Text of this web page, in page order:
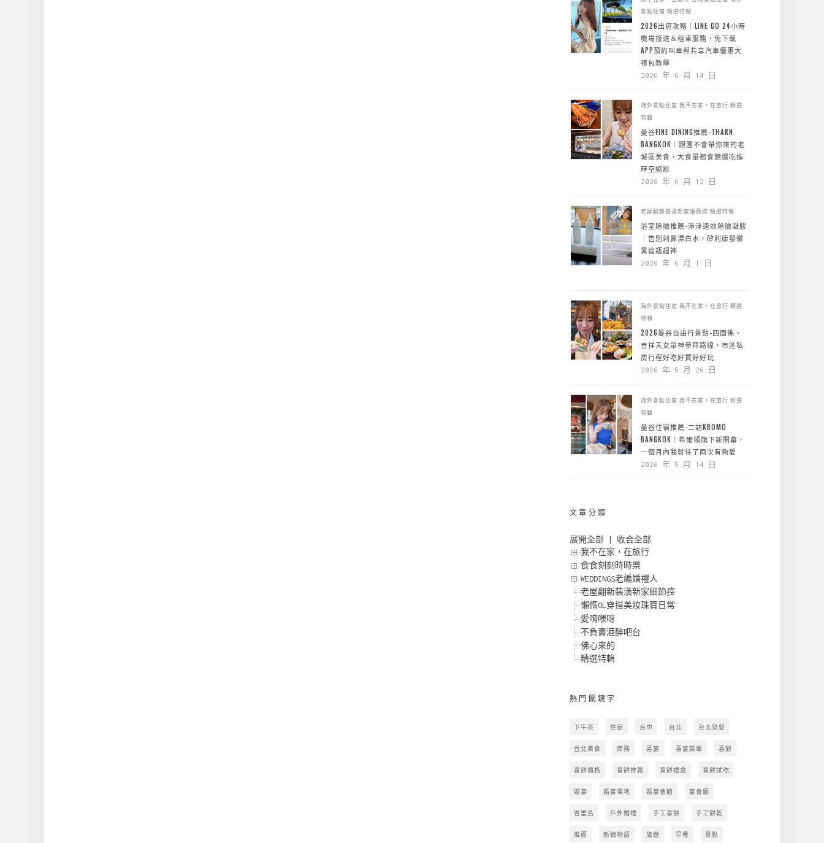
景點住宿 精選特輯
2026出遊攻略｜LINE GO 24小時
機場接送＆租車服務，免下載
APP預約叫車與共享汽車優惠大
禮包教學
2026 年 6 月 14 日
海外景點住宿 我不在家，在旅行 精選
特輯
曼谷FINE DINING推薦-THARN
BANGKOK｜跟團不會帶你來的老
城區美食，大食量都會飽還吃進
時空縮影
2026 年 6 月 12 日
老屋翻新裝潢新家細節控 精選特輯
浴室除黴推薦-淨淨速效除黴凝膠
｜告別刺鼻漂白水，矽利康發黴
靠這瓶超神
2026 年 6 月 1 日
海外景點住宿 我不在家，在旅行 精選
特輯
2026曼谷自由行景點-四面佛、
吉祥天女眾神參拜路線，市區私
房行程好吃好買好好玩
2026 年 5 月 26 日
海外景點住宿 我不在家，在旅行 精選
特輯
曼谷住宿推薦-二訪KROMO
BANGKOK｜希爾頓旗下新開幕，
一個月內我就住了兩次有夠愛
2026 年 5 月 14 日
文章分類
展開全部
收合全部
我不在家，在旅行
食食刻刻時時樂
WEDDINGS老編婚禮人
老屋翻新裝潢新家細節控
懶惰OL穿搭美妝珠寶日常
愛唷喂呀
不負責酒醉吧台
佛心來的
精選特輯
熱門關鍵字
下午茶 住宿 台中 台北 台北染髮
台北美食 商務 喜宴 喜宴菜單 喜餅
喜餅價格 喜餅推薦 喜餅禮盒 喜餅試吃
婚宴 婚宴場地 婚宴會館 宴會廳
峇里島 戶外婚禮 手工喜餅 手工餅乾
推薦 新娘物語 旅遊 早餐 景點